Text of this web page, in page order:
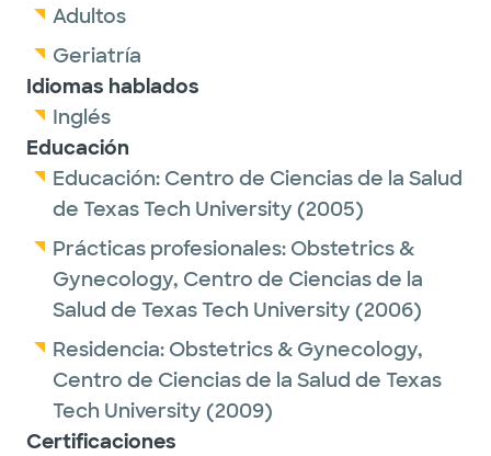
Obstetrics in Gynecology, graduating in
2009.
Outside of women’s health, Dr. Davis enjoys
gardening, reading, exercising, and spending
time with her two sons.
Adultos
Geriatría
Idiomas hablados
Inglés
Educación
Educación: Centro de Ciencias de la Salud
de Texas Tech University (2005)
Prácticas profesionales: Obstetrics &
Gynecology, Centro de Ciencias de la
Salud de Texas Tech University (2006)
Residencia: Obstetrics & Gynecology,
Centro de Ciencias de la Salud de Texas
Tech University (2009)
Certificaciones